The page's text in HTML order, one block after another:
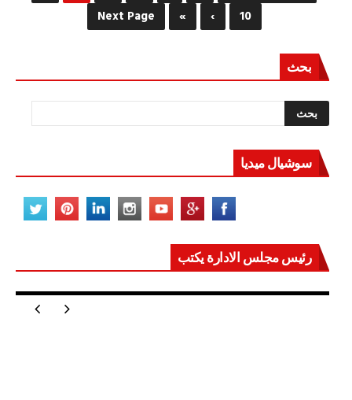
10
Next Page
بحث
سوشيال ميديا
رئيس مجلس الادارة يكتب
مصر تعيد للعالم اتزانه